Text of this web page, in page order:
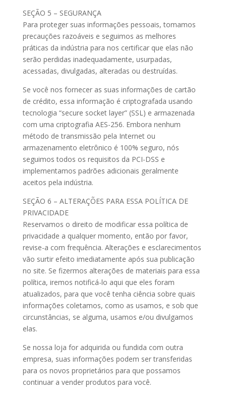
SEÇÃO 5 – SEGURANÇA
Para proteger suas informações pessoais, tomamos
precauções razoáveis e seguimos as melhores
práticas da indústria para nos certificar que elas não
serão perdidas inadequadamente, usurpadas,
acessadas, divulgadas, alteradas ou destruídas.
Se você nos fornecer as suas informações de cartão
de crédito, essa informação é criptografada usando
tecnologia “secure socket layer” (SSL) e armazenada
com uma criptografia AES-256. Embora nenhum
método de transmissão pela Internet ou
armazenamento eletrônico é 100% seguro, nós
seguimos todos os requisitos da PCI-DSS e
implementamos padrões adicionais geralmente
aceitos pela indústria.
SEÇÃO 6 – ALTERAÇÕES PARA ESSA POLÍTICA DE
PRIVACIDADE
Reservamos o direito de modificar essa política de
privacidade a qualquer momento, então por favor,
revise-a com frequência. Alterações e esclarecimentos
vão surtir efeito imediatamente após sua publicação
no site. Se fizermos alterações de materiais para essa
política, iremos notificá-lo aqui que eles foram
atualizados, para que você tenha ciência sobre quais
informações coletamos, como as usamos, e sob que
circunstâncias, se alguma, usamos e/ou divulgamos
elas.
Se nossa loja for adquirida ou fundida com outra
empresa, suas informações podem ser transferidas
para os novos proprietários para que possamos
continuar a vender produtos para você.